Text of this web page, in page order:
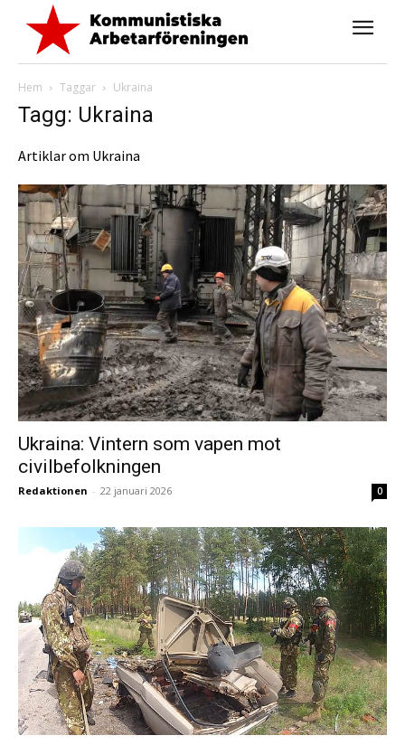
Hem Taggar Ukraina
Tagg: Ukraina
Artiklar om Ukraina
Ukraina: Vintern som vapen mot
civilbefolkningen
Redaktionen - 22 januari 2026 0